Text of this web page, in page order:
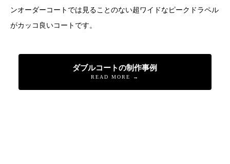
ンオーダーコートでは見ることのない超ワイドなピークドラペル
がカッコ良いコートです。
ダブルコートの制作事例
READ MORE →